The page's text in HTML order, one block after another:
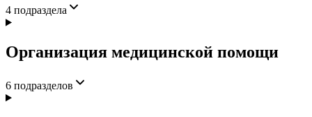
4 подраздела
Организация медицинской помощи
6 подразделов